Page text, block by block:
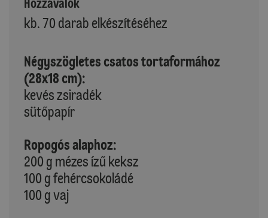
kb. 70 darab elkészítéséhez
Négyszögletes csatos tortaformához
(28x18 cm):
kevés zsiradék
sütőpapír
Ropogós alaphoz:
200 g mézes ízű keksz
100 g fehércsokoládé
100 g vaj